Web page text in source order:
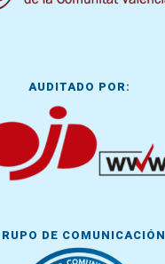
AUDITADO POR:
DE COMUNICACIÓN